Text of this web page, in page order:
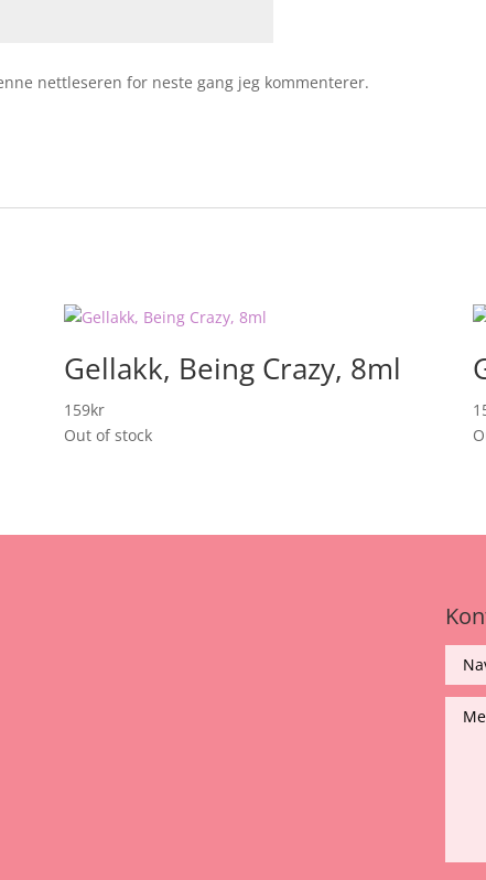
nettleseren for neste gang jeg kommenterer.
Gellakk, Being Crazy, 8ml
159kr
Out of stock